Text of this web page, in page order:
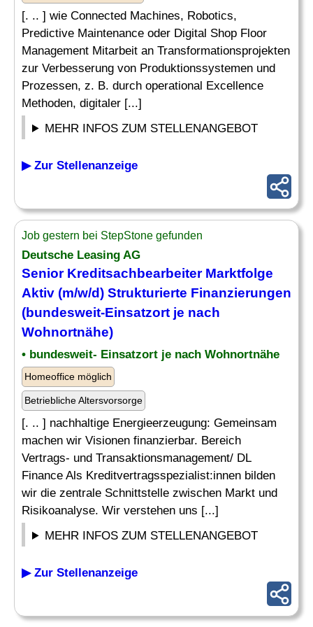
[. .. ] wie Connected Machines, Robotics,
Predictive Maintenance oder Digital Shop Floor
Management Mitarbeit an Transformationsprojekten
zur Verbesserung von Produktionssystemen und
Prozessen, z. B. durch operational Excellence
Methoden, digitaler [...]
MEHR INFOS ZUM STELLENANGEBOT
▶ Zur Stellenanzeige
Job gestern bei StepStone gefunden
Deutsche Leasing AG
Senior Kreditsachbearbeiter Marktfolge
Aktiv (m/w/d) Strukturierte Finanzierungen
(bundesweit-Einsatzort je nach
Wohnortnähe)
• bundesweit- Einsatzort je nach Wohnortnähe
Homeoffice möglich
Betriebliche Altersvorsorge
[. .. ] nachhaltige Energieerzeugung: Gemeinsam
machen wir Visionen finanzierbar. Bereich
Vertrags- und Transaktionsmanagement/ DL
Finance Als Kreditvertragsspezialist:innen bilden
wir die zentrale Schnittstelle zwischen Markt und
Risikoanalyse. Wir verstehen uns [...]
MEHR INFOS ZUM STELLENANGEBOT
▶ Zur Stellenanzeige